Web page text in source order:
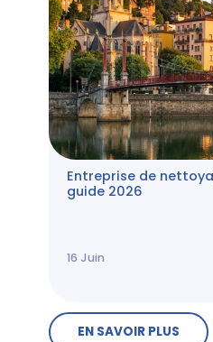
Entreprise de
guide 2026
16 Juin
EN SAVOIR PLUS